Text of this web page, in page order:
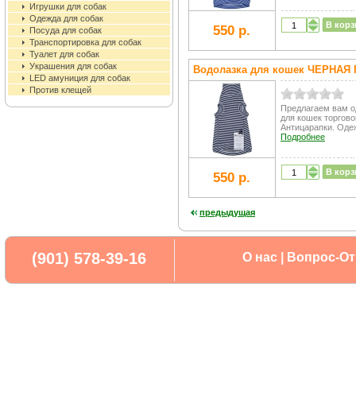
Игрушки для собак
Одежда для собак
Посуда для собак
Транспортировка для собак
Туалет для собак
Украшения для собак
LED амуниция для собак
Против клещей
550 р. В
Водолазка для кошек
Предлагаем вам
для кошек
Антицарапки.
Подробнее
550 р. В
предыдущая
(901) 578-39-16 О нас Вопрос-